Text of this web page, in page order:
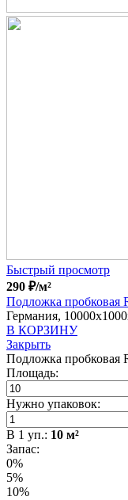
Быстрый просмотр
290 ₽/м²
Подложка пробковая
Германия,
В КОРЗИНУ
Закрыть
Подложка пробковая
Площадь:
Нужно упаковок:
В 1 уп.: 10 м²
Запас:
0%
5%
10%